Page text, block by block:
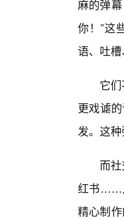
麻的弹
你！”这
语、吐槽
它
更戏谑
发。这
而
红书……
精心制